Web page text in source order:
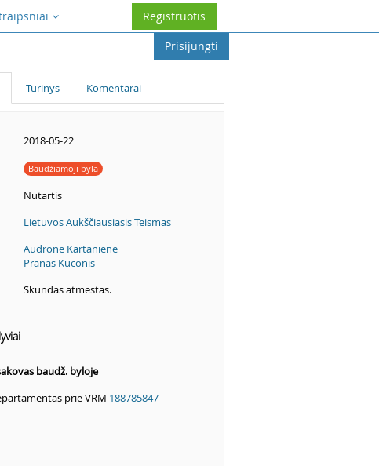
Registruotis
Prisijungti
Turinys Komentarai
2018-05-22
Baudžiamoji byla
Nutartis
Lietuvos Aukščiausiasis Teismas
Audronė Kartanienė
Pranas Kuconis
Skundas atmestas.
baudž. byloje
prie VRM 188785847